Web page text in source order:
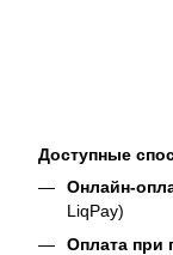
Доступные
Онлайн-
LiqPay)
Оплата при